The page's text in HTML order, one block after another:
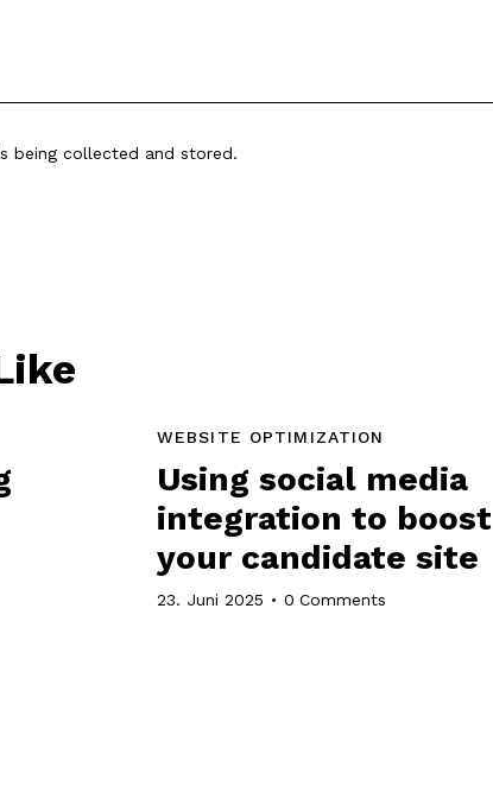
being collected and stored.
WEBSITE OPTIMIZATION
Using social media
integration to boost
your candidate site
23. Juni 2025 0 Comments